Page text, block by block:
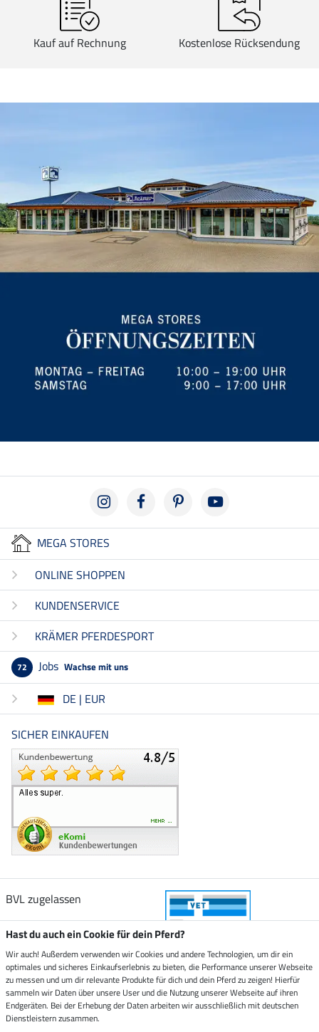
Kauf auf Rechnung Kostenlose Rücksendung
MEGA STORES
ONLINE SHOPPEN
KUNDENSERVICE
KRÄMER PFERDESPORT
72 Jobs Wachse mit uns
DE | EUR
SICHER EINKAUFEN
BVL zugelassen
Zustellung durch
Sicher bezahlen mit
Hast du auch ein Cookie für dein Pferd?
Wir auch! Außerdem verwenden wir Cookies und andere Technologien, um dir ein
optimales und sicheres Einkaufserlebnis zu bieten, die Performance unserer Webseite
zu messen und um dir relevante Produkte für dich und dein Pferd zu zeigen! Hierfür
sammeln wir Daten über unsere User und die Nutzung unserer Webseite auf ihren
Endgeräten. Bei der Erhebung der Daten arbeiten wir ausschließlich mit deutschen
Dienstleistern zusammen.